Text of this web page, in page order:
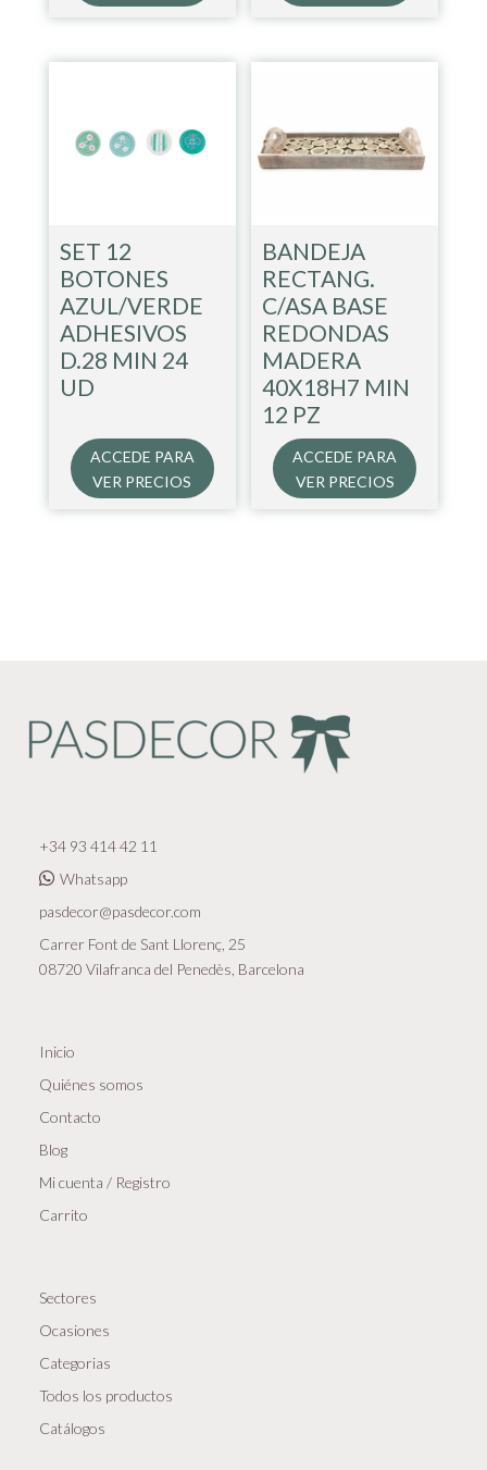
SET 12
BOTONES
AZUL/VERDE
ADHESIVOS
D.28 MIN 24
UD
ACCEDE PARA
VER PRECIOS
BANDEJA
RECTANG.
C/ASA BASE
REDONDAS
MADERA
40X18H7 MIN
12 PZ
ACCEDE PARA
VER PRECIOS
+34 93 414 42 11
Whatsapp
pasdecor@pasdecor.com
Carrer Font de Sant Llorenç, 25
08720 Vilafranca del Penedès, Barcelona
Inicio
Quiénes somos
Contacto
Blog
Mi cuenta / Registro
Carrito
Sectores
Ocasiones
Categorias
Todos los productos
Catálogos